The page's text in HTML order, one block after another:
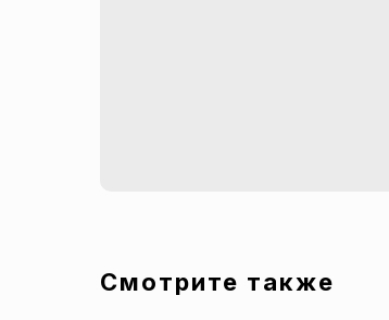
Смотрите также